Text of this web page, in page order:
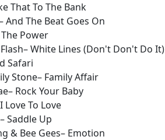
That To The Bank
And The Beat Goes On
Power
White Lines (Don't Don't Do It)
Safari
Stone– Family Affair
Rock Your Baby
Love To Love
Saddle Up
& Bee Gees– Emotion